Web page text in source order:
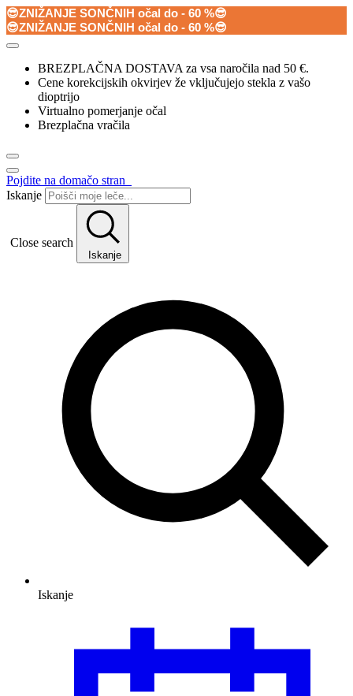
😎ZNIŽANJE SONČNIH očal do - 60 %😎
😎ZNIŽANJE SONČNIH očal do - 60 %😎
BREZPLAČNA DOSTAVA za vsa naročila nad 50 €.
Cene korekcijskih okvirjev že vključujejo stekla z vašo
dioptrijo
Virtualno pomerjanje očal
Brezplačna vračila
Pojdite na domačo stran
Iskanje
Close search
Iskanje
Iskanje